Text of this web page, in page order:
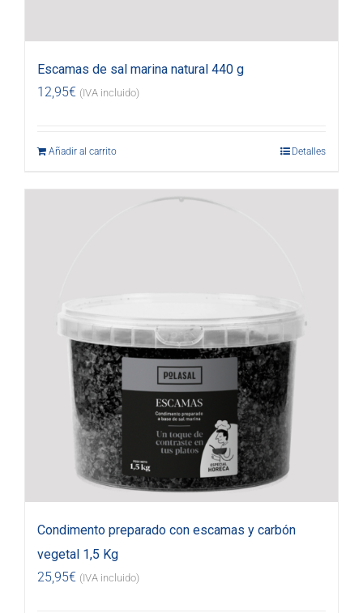
Escamas de sal marina natural 440 g
12,95€ (IVA incluido)
Añadir al carrito Detalles
Condimento preparado con escamas y carbón
vegetal 1,5 Kg
25,95€ (IVA incluido)